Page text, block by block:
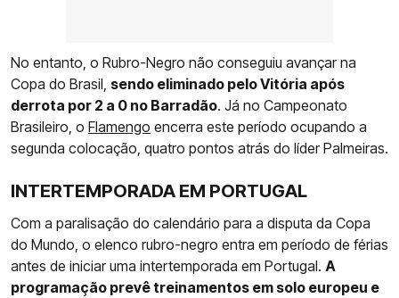
No entanto, o Rubro-Negro não conseguiu avançar na
Copa do Brasil, sendo eliminado pelo Vitória após
derrota por 2 a 0 no Barradão. Já no Campeonato
Brasileiro, o Flamengo encerra este período ocupando a
segunda colocação, quatro pontos atrás do líder Palmeiras.
INTERTEMPORADA EM PORTUGAL
Com a paralisação do calendário para a disputa da Copa
do Mundo, o elenco rubro-negro entra em período de férias
antes de iniciar uma intertemporada em Portugal. A
programação prevê treinamentos em solo europeu e